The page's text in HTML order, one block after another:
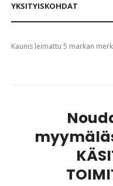
YKSITYISKOHDAT
Kaunis leimattu 5 markan